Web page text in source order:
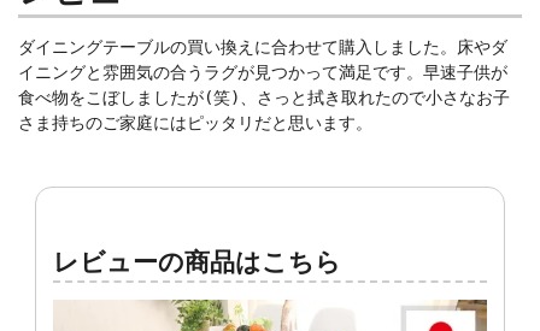
ダイニングテーブルの買い換えに合わせて購入しました。床やダ
イニングと雰囲気の合うラグが見つかって満足です。早速子供が
食べ物をこぼしましたが(笑)、さっと拭き取れたので小さなお子
さま持ちのご家庭にはピッタリだと思います。
レビューの商品はこちら